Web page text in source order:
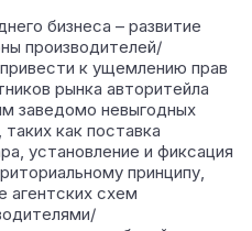
бизнеса – развитие
производителей/
к ущемлению прав
рынка авторитейла
заведомо невыгодных
как поставка
установление и фиксация
принципу,
агентских схем